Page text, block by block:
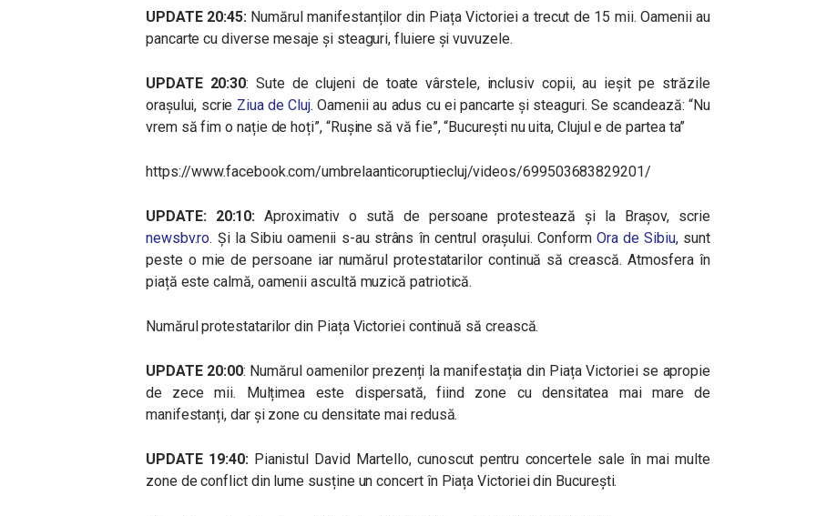
UPDATE 20:45:Numărul manifestanților din Piața Victoriei a trecut de 15 mii.Oamenii au
pancarte cu diverse mesaje și steaguri, fluiere și vuvuzele.
UPDATE 20:30: Sute de clujeni de toate vârstele, inclusiv copii, au ieșit pe străzile
orașului, scrie Ziua de Cluj.Oamenii au adus cu ei pancarte și steaguri. Se scandează: “Nu
vrem să fim o nație de hoți”, “Rușine să vă fie”, “București nu uita, Clujul e de partea ta”
https://www.facebook.com/umbrelaanticoruptiecluj/videos/699503683829201/
UPDATE: 20:10: Aproximativ o sută de persoane protestează și la Brașov, scrie
newsbv.ro. Și la Sibiu oamenii s-au strâns în centrul orașului. ConformOra de Sibiu, sunt
peste o mie de persoane iar numărul protestatarilor continuă să crească. Atmosfera în
piață este calmă, oamenii ascultă muzică patriotică.
Numărul protestatarilor din Piața Victoriei continuă să crească.
UPDATE 20:00: Numărul oamenilor prezenți la manifestația din Piața Victoriei se apropie
de zece mii. Mulțimea este dispersată, fiind zone cu densitatea mai mare de
manifestanți, dar și zone cu densitate mai redusă.
UPDATE 19:40: Pianistul David Martello, cunoscut pentru concertele sale în mai multe
zone de conflict din lume susține un concert în Piața Victoriei din București.